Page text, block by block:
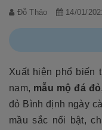
Đỗ Thảo 14/01/2021
Xuất hiện phổ biến
nam, mẫu mộ đá đỏ
đỏ Bình định ngày
mầu sắc nổi bật,